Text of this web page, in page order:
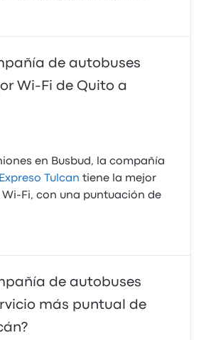
de autobuses
Wi-Fi de Quito a
en Busbud, la compañía
Expreso Tulcan tiene la mejor
Fi, con una puntuación de
de autobuses
más puntual de